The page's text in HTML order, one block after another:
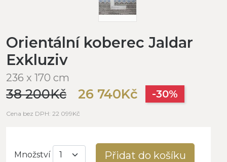
Orientální koberec Jaldar
Exkluziv
236 x 170 cm
38 200Kč 26 740Kč -30%
Cena bez DPH: 22 099Kč
Množství Přidat do košíku